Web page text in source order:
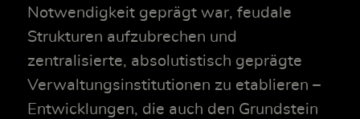
Notwendigkeit geprägt war, feudale
Strukturen aufzubrechen und
zentralisierte, absolutistisch geprägte
Verwaltungsinstitutionen zu etablieren –
Entwicklungen, die auch den Grundstein